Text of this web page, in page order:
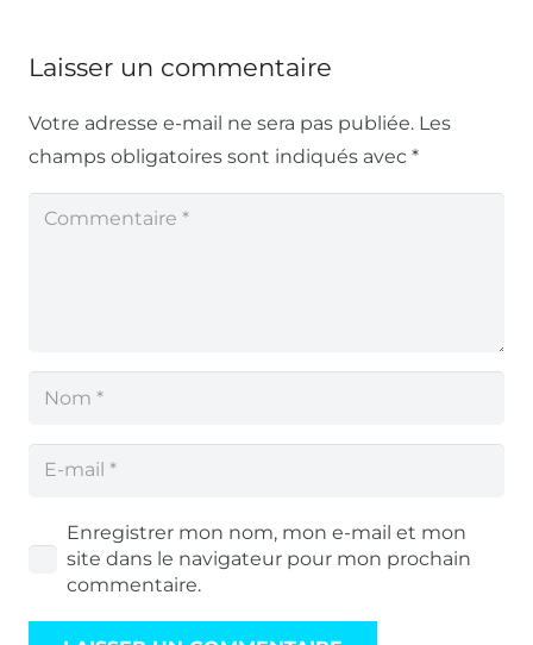
Laisser un commentaire
Votre adresse e-mail ne sera pas publiée. Les
champs obligatoires sont indiqués avec *
Enregistrer mon nom, mon e-mail et mon
site dans le navigateur pour mon prochain
commentaire.